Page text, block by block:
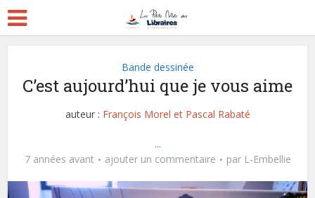
Bande dessinée
C’est aujourd’hui que je vous aime
auteur : François Morel et Pascal Rabaté
...
7 années avant
ajouter un commentaire par L-Embellie